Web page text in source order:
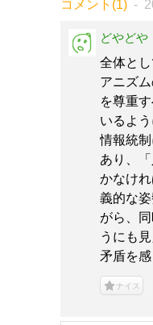
コメント(1)
どやどや
全体と
アニズ
を尊重
いるよ
情報統
あり、
かなけ
義的な
がら、
うにも
矛盾を感
ナイス